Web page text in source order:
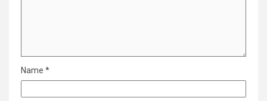
Name *